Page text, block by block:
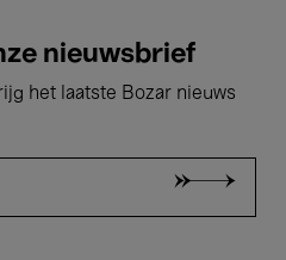
nieuwsbrief
het laatste Bozar nieuws